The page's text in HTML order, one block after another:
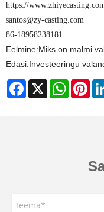
https://
santos@zy-casting.com
86-18958238181
Eelmine:Miks on malmi
Edasi:Investeeringu
Facebook
X WhatsApp